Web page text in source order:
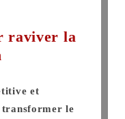
raviver la
et
transformer le